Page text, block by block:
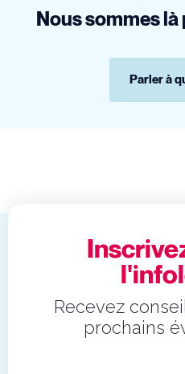
Nous sommes
Parler à
Recevez
prochains